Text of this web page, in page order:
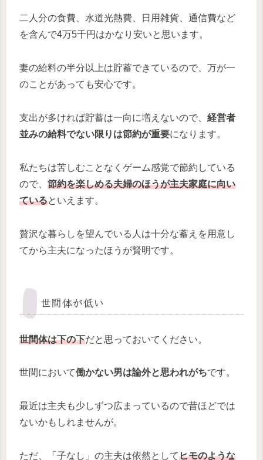
二人分の食費、水道光熱費、日用雑貨、通信費など
を含んで4万5千円はかなり安いと思います。
妻の給料の半分以上は貯蓄できているので、万が一
のことがあっても安心です。
支出が多ければ貯蓄は一向に増えないので、 経営者
並みの給料でない限りは節約が重要になります。
私たちは苦しむことなくゲーム感覚で節約している
ので、 節約を楽しめる夫婦のほうが主夫家庭に向い
ているといえます。
贅沢な暮らしを望んでいる人は十分な蓄えを用意し
てから主夫になったほうが賢明です。
世間体が低い
世間体は下の下だと思っておいてください。
世間において働かない男は論外と思われがちです。
最近は主夫も少しずつ広まっているので昔ほどでは
ないかもしれませんが。
ただ、「子なし」の主夫は依然としてヒモのような